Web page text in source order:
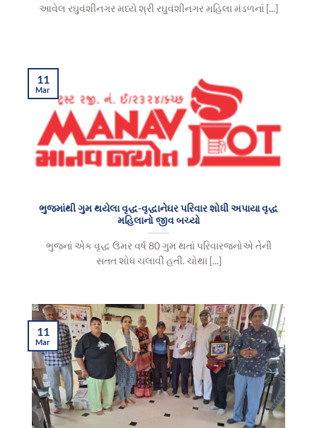
આવેલ રઘુવંશીનગર મધ્યે શ્રી રઘુવંશીનગર મહિલા મંડળનાં [...]
ભુજમાંથી ગુમ થયેલા વૃદ્ધ-વૃદ્ધાનેઘર પરિવાર શોધી અપાયા વૃદ્ધ
મહિલાનો જીવ બચ્યો
ભુજનાં એક વૃદ્ધ ઉંમર વર્ષ 80 ગુમ થતાં પરિવારજનોએ તેની
સતત શોધ ચલાવી હતી. ચોથા [...]
11
Mar
11
Mar